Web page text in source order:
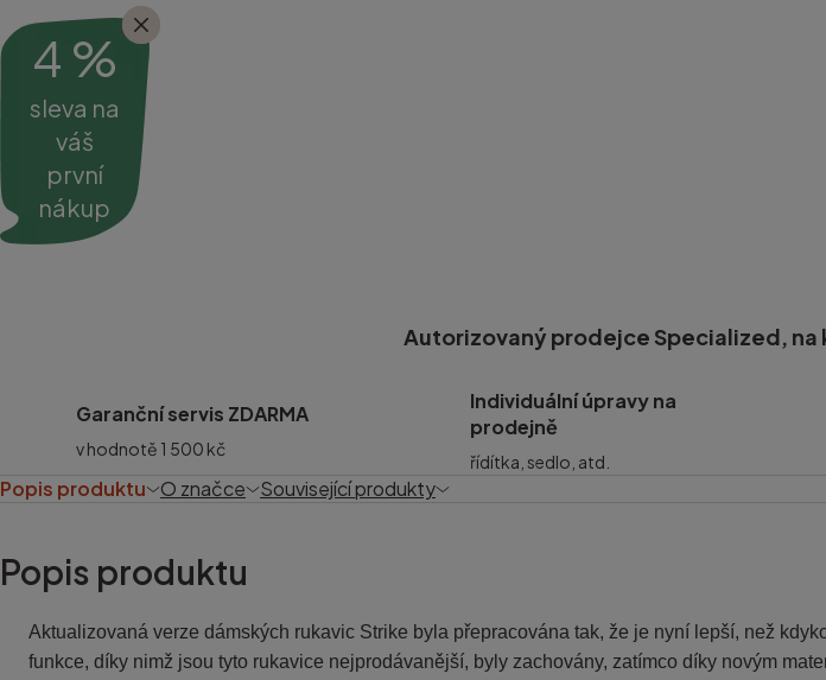
4 %
sleva na
váš
první
nákup
Autorizovaný prodejce Specialized, na
Garanční servis ZDARMA
v hodnotě 1 500 kč
Individuální úpravy na
prodejně
řídítka, sedlo, atd.
Popis produktu O značce Související produkty
Popis produktu
Aktualizovaná verze dámských rukavic Strike byla přepracována tak, že je nyní lepší, než
funkce, díky nimž jsou tyto rukavice nejprodávanější, byly zachovány, zatímco díky novým